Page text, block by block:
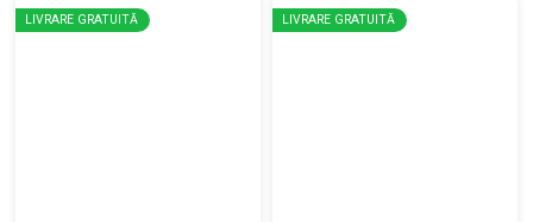
LIVRARE GRATUITĂ LIVRARE GRATUITĂ